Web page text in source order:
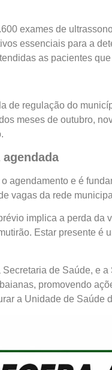
exames de
essenciais para a
as pacientes
de regulação do
meses de outubro,
agendamento e é
vagas da rede
implica a perda da
Estar presente é
de Saúde, e
promovendo
a Unidade de Saúde